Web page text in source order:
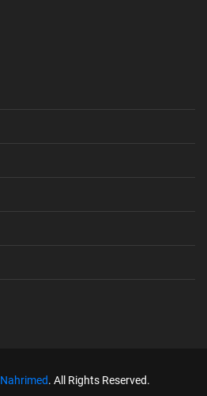
Nahrimed. All Rights Reserved.